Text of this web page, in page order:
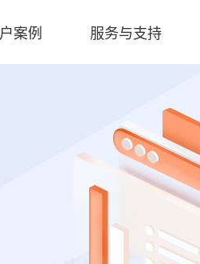
案例 服务与支持